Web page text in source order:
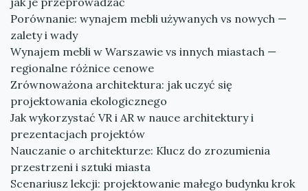
Porównanie: wynajem mebli używanych vs nowych —
zalety i wady
Wynajem mebli w Warszawie vs innych miastach —
regionalne różnice cenowe
Zrównoważona architektura: jak uczyć się
projektowania ekologicznego
Jak wykorzystać VR i AR w nauce architektury i
prezentacjach projektów
Nauczanie o architekturze: Klucz do zrozumienia
przestrzeni i sztuki miasta
Scenariusz lekcji: projektowanie małego budynku krok